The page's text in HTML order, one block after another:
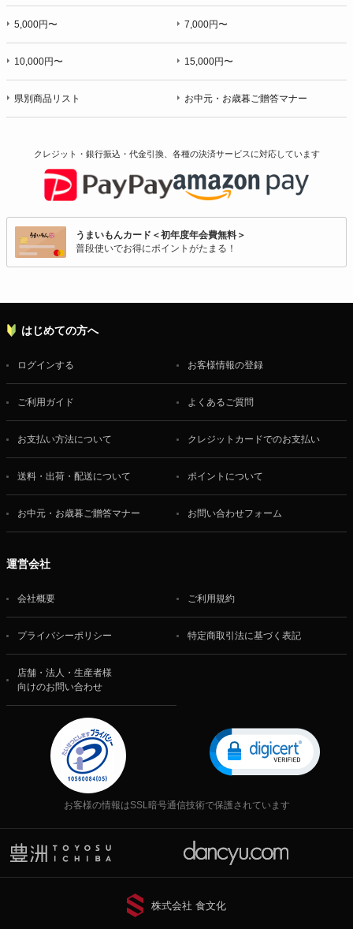
5,000円〜 7,000円〜
10,000円〜 15,000円〜
県別商品リスト お中元・お歳暮ご贈答マナー
クレジット・銀行振込・代金引換、各種の決済サービスに対応しています
うまいもんカード＜初年度年会費無料＞
普段使いでお得にポイントがたまる！
はじめての方へ
ログインする お客様情報の登録
ご利用ガイド よくあるご質問
お支払い方法について クレジットカードでのお支払い
送料・出荷・配送について ポイントについて
お中元・お歳暮ご贈答マナー お問い合わせフォーム
運営会社
会社概要 ご利用規約
プライバシーポリシー 特定商取引法に基づく表記
店舗・法人・生産者様
向けのお問い合わせ
お客様の情報はSSL暗号通信技術で保護されています
株式会社 食文化